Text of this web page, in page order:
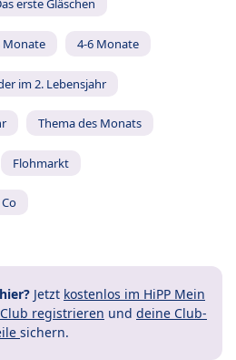
erste Gläschen
Monate 4-6 Monate
im 2. Lebensjahr
Thema des Monats
Flohmarkt
Jetzt kostenlos im HiPP Mein
registrieren und deine Club-
sichern.